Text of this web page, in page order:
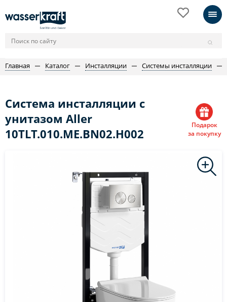
Главная Каталог Инсталляции Системы инсталляции
Система инсталляции с
унитазом Aller
10TLT.010.ME.BN02.H002
Подарок
за покупку